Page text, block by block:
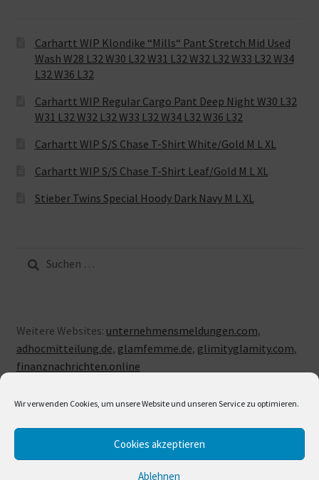
Wir verwenden Cookies, um unsere Website und unseren Service zu optimieren.
Cookies akzeptieren
Ablehnen
Carhartt WIP Klondike “Mills“ Pant Stretch Mid Used
Wash W28 L32 W30 L32 W31 L32 W32 L32 W33 L32 W34
L32 W36 L32
Carhartt WIP Regular Cargo Pant Deep Night W30 L32
W31 L32 W32 L32 W33 L32 W34 L32 W36 L32
Carhartt WIP S/S Chase T-Shirt White/Gold M L XL
Carhartt WIP S/S Chase T-Shirt Leaf/Gold M L XL
Stieber Twins Special Hoody Dark Navy M L XL
Suche
nach:
Weitere Websites: unternehmensmeldungen.com,
adhocmitteilung.de, glamfemme.de, glimityglamity.com,
finanznachrichten.online
© LUXUSLOVE 2026
Erstellt mit Storefront & WooCommerce